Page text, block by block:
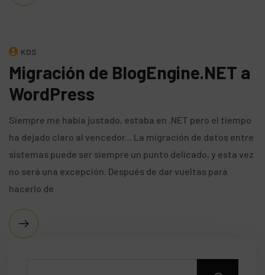
KDS
Migración de BlogEngine.NET a
WordPress
Siempre me había justado, estaba en .NET pero el tiempo
ha dejado claro al vencedor... La migración de datos entre
sistemas puede ser siempre un punto delicado, y esta vez
no será una excepción. Después de dar vueltas para
hacerlo de